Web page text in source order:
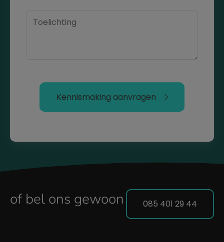
Kennismaking aanvragen
of bel ons gewoon 085 401 29 44